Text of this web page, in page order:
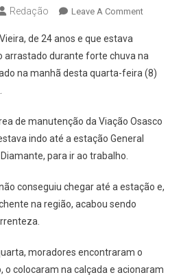
Redação Leave A CommentOn
Jovem
Levado
Em
Osasco
Por
de 24 anos e que estava
arrastado durante forte chuva na
na manhã desta quarta-feira (8)
de manutenção da Viação Osasco
indo até a estação General
para ir ao trabalho.
conseguiu chegar até a estação e,
na região, acabou sendo
moradores encontraram o
o colocaram na calçada e acionaram